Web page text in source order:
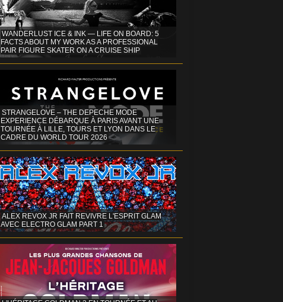
WANDERLUST ICE & INK — LIFE ON BOARD: 5
FACTS ABOUT MY WORK AS A PROFESSIONAL
PAIR FIGURE SKATER ON A CRUISE SHIP
STRANGELOVE – THE DEPECHE MODE
EXPERIENCE DÉBARQUE À PARIS AVANT UNE
TOURNÉE À LILLE, TOURS ET LYON DANS LE
CADRE DU WORLD TOUR 2026
ALEX REVOX JR FAIT REVIVRE L'ESPRIT GLAM
AVEC ELECTRO GLAM PART 1